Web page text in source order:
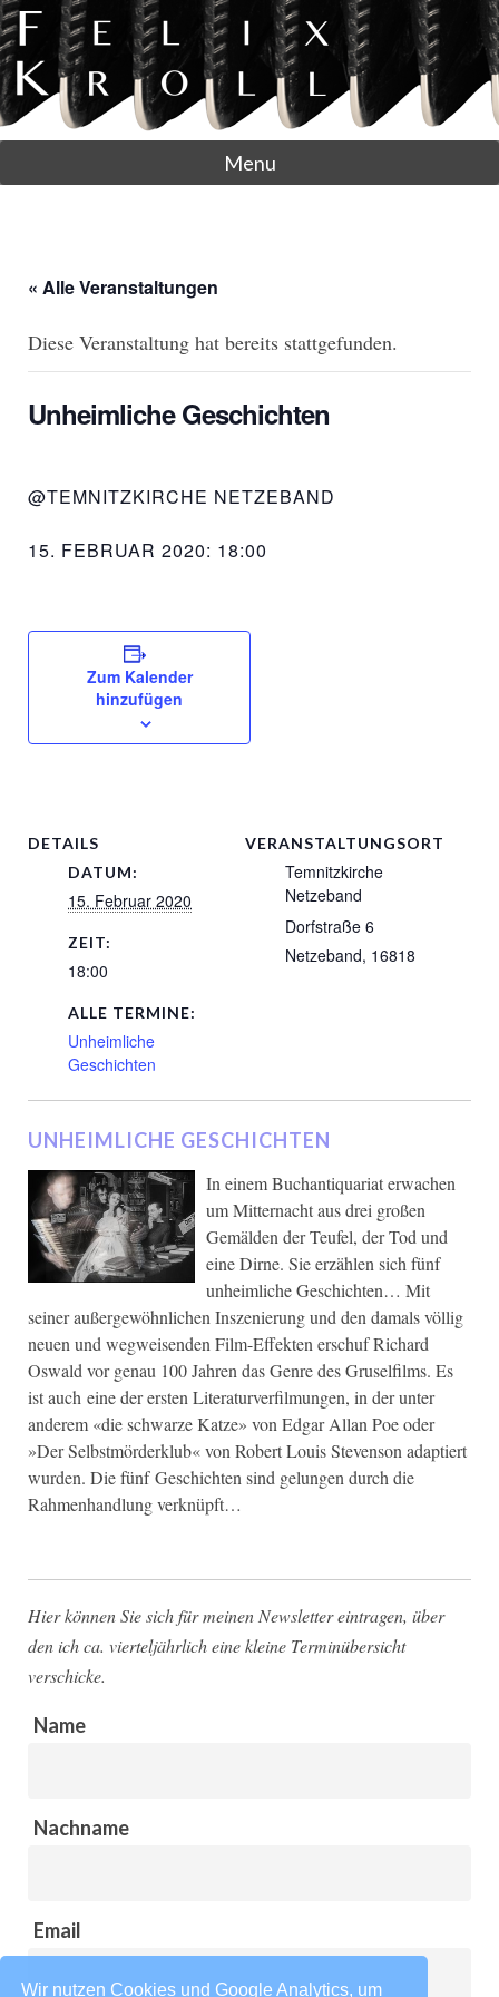
Wir nutzen Cookies und Google Analytics, um
Menu
« Alle Veranstaltungen
Diese Veranstaltung hat bereits stattgefunden.
Unheimliche Geschichten
@TEMNITZKIRCHE NETZEBAND
15. FEBRUAR 2020: 18:00
Zum Kalender
hinzufügen
DETAILS
DATUM:
15. Februar 2020
ZEIT:
18:00
ALLE TERMINE:
Unheimliche
Geschichten
VERANSTALTUNGSORT
Temnitzkirche
Netzeband
Dorfstraße 6
Netzeband, 16818
UNHEIMLICHE GESCHICHTEN
In einem Buchantiquariat erwachen
um Mitternacht aus drei großen
Gemälden der Teufel, der Tod und
eine Dirne. Sie erzählen sich fünf
unheimliche Geschichten… Mit
seiner außergewöhnlichen Inszenierung und den damals völlig
neuen und wegweisenden Film-Effekten erschuf Richard
Oswald vor genau 100 Jahren das Genre des Gruselfilms. Es
ist auch eine der ersten Literaturverfilmungen, in der unter
anderem «die schwarze Katze» von Edgar Allan Poe oder
»Der Selbstmörderklub« von Robert Louis Stevenson adaptiert
wurden. Die fünf Geschichten sind gelungen durch die
Rahmenhandlung verknüpft…
Hier können Sie sich für meinen Newsletter eintragen, über
den ich ca. vierteljährlich eine kleine Terminübersicht
verschicke.
Name
Nachname
Email